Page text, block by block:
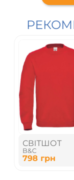
СВІТШОТ
B&C
798 грн